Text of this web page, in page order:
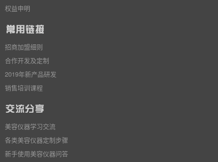
权益申明
招商加盟细则
合作开发及定制
2019年新产品研发
销售培训课程
美容仪器学习交流
各类美容仪器定制步骤
新手使用美容仪器问答